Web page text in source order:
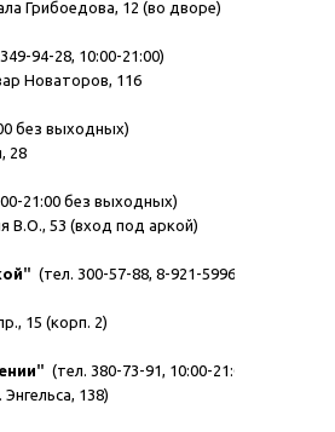
Грибоедова, 12 (во дворе)
94-28, 10:00-21:00)
Новаторов, 116
без выходных)
28
21:00 без выходных)
В.О., 53 (вход под аркой)
" (тел. 300-57-88, 8-921-5996947,
15 (корп. 2)
" (тел. 380-73-91, 10:00-21:00)
138)